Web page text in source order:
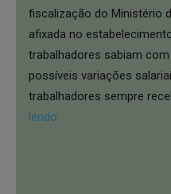
fiscalização do Ministério
afixada no
trabalhadores sabiam
possíveis variações
trabalhadores sempre
lendo